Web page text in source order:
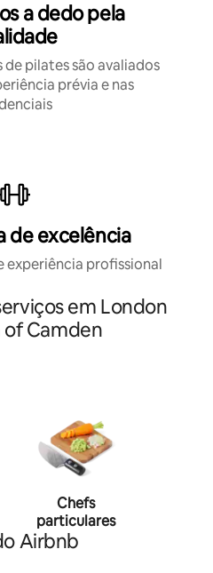
a dedo pela
pilates são avaliados
prévia e nas
de excelência
experiência profissional
em London
of Camden
Chefs
particulares
Airbnb